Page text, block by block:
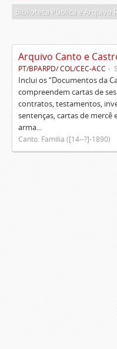
Arquivo Canto e
PT/BPARPD/ COL/CEC-ACC
Inclui os “Documentos da
compreendem cartas de
contratos, testamentos,
sentenças, cartas de mercê
arma...
Canto. Família ([14--?]-1890)